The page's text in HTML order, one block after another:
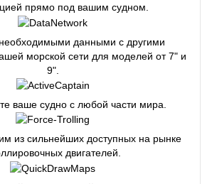
прямо под вашим судном.
данными с другими
морской сети для моделей от 7" и
9".
ваше судно с любой части мира.
из сильнейших доступных на рынке
двигателей.